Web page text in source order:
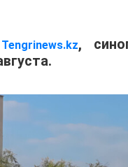
Tengrinews.kz,